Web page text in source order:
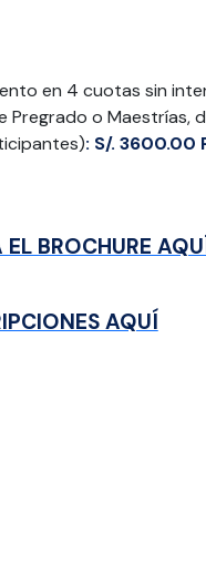
en 4 cuotas sin
Pregrado o Maestrías,
: S/. 3600.00
EL BROCHURE
AQUÍ